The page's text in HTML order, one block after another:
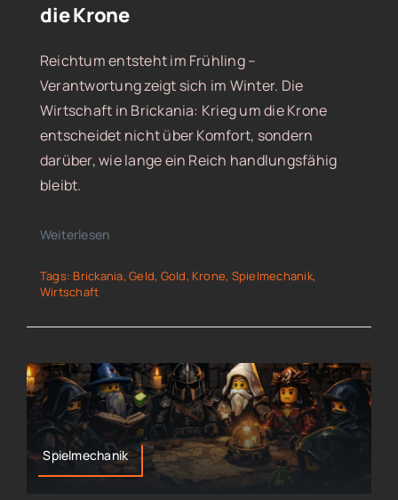
die Krone
Reichtum entsteht im Frühling –
Verantwortung zeigt sich im Winter. Die
Wirtschaft in Brickania: Krieg um die Krone
entscheidet nicht über Komfort, sondern
darüber, wie lange ein Reich handlungsfähig
bleibt.
Weiterlesen
Tags: Brickania,Geld, Gold, Krone, Spielmechanik,
Wirtschaft
Spielmechanik